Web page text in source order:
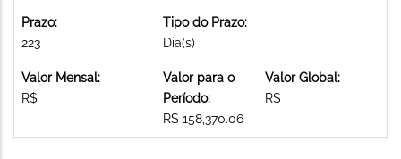
Prazo:
223
Tipo do Prazo:
Dia(s)
Valor Mensal:
R$
Valor para o
Período:
R$ 158,370.06
Valor Global:
R$